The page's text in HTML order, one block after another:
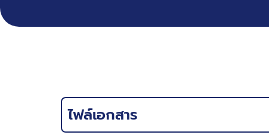
ไฟล์เอกสาร